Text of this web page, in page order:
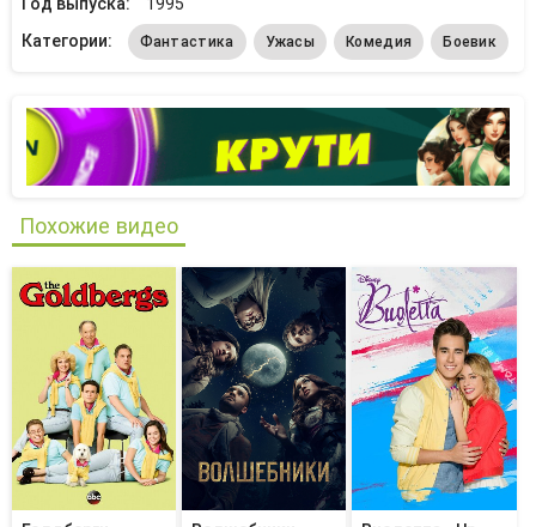
Категории:
Фантастика Ужасы Комедия Боевик
Похожие видео